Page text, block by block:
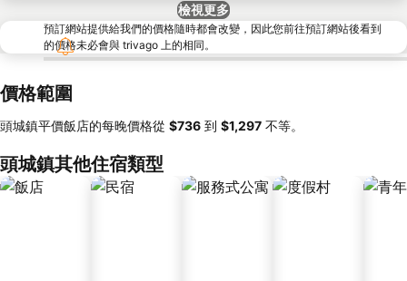
檢視更多
預訂網站提供給我們的價格隨時都會改變，因此您前往預訂網站後看到
的價格未必會與 trivago 上的相同。
價格範圍
頭城鎮平價飯店的每晚價格從 ‎$736 到 ‎$1,297 不等。
頭城鎮其他住宿類型